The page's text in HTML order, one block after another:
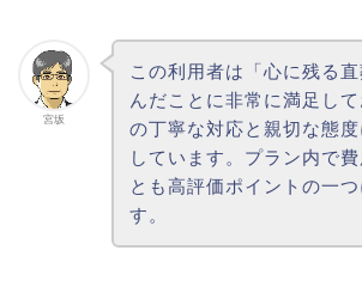
宮坂
この利用者は「心に残る
んだことに非常に満足し
の丁寧な対応と親切な態
しています。プラン内で
とも高評価ポイントの一
す。